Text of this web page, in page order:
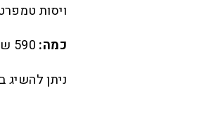
ויסות
כמה:
ניתן